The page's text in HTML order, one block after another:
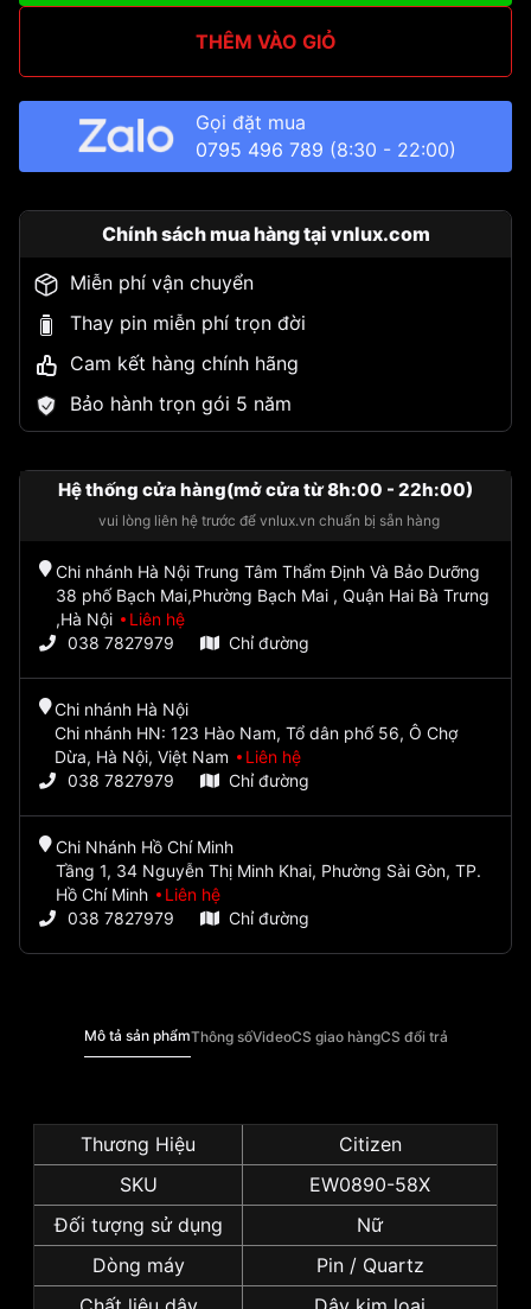
THÊM VÀO GIỎ
Gọi đặt mua
0795 496 789 (8:30 - 22:00)
Chính sách mua hàng tại vnlux.com
Miễn phí vận chuyển
Thay pin miễn phí trọn đời
Cam kết hàng chính hãng
Bảo hành trọn gói 5 năm
Hệ thống cửa hàng(mở cửa từ 8h:00 - 22h:00)
vui lòng liên hệ trước để vnlux.vn chuẩn bị sẵn hàng
Chi nhánh Hà Nội Trung Tâm Thẩm Định Và Bảo Dưỡng
38 phố Bạch Mai,Phường Bạch Mai , Quận Hai Bà Trưng
,Hà Nội
Liên hệ
038 7827979
Chỉ đường
Chi nhánh Hà Nội
Chi nhánh HN: 123 Hào Nam, Tổ dân phố 56, Ô Chợ
Dừa, Hà Nội, Việt Nam
Liên hệ
038 7827979
Chỉ đường
Chi Nhánh Hồ Chí Minh
Tầng 1, 34 Nguyễn Thị Minh Khai, Phường Sài Gòn, TP.
Hồ Chí Minh
Liên hệ
038 7827979
Chỉ đường
Mô tả sản phẩmThông sốVideoCS giao hàngCS đổi trả
Thương Hiệu
Citizen
SKU
EW0890-58X
Đối tượng sử dụng
Nữ
Dòng máy
Pin / Quartz